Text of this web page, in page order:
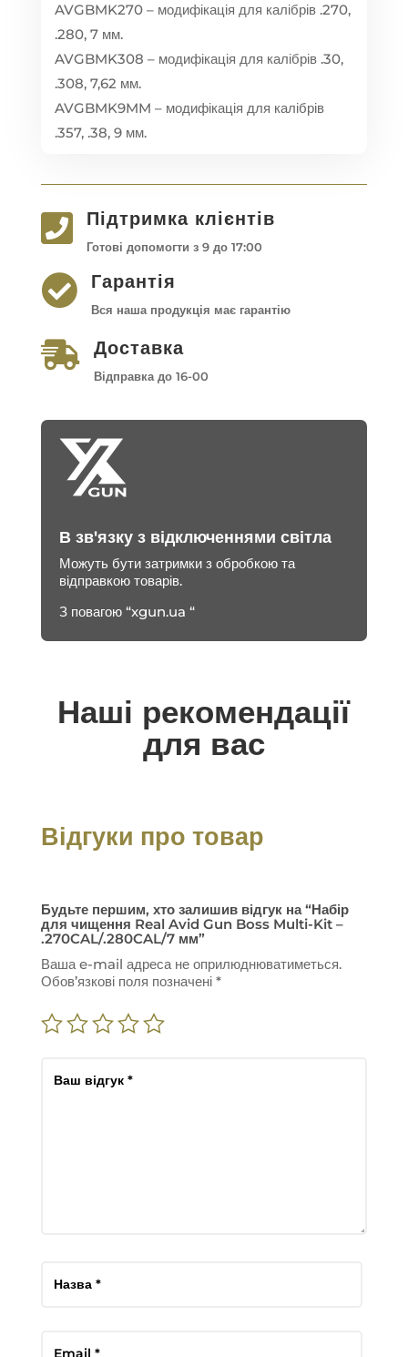
AVGBMK270 – модифікація для калібрів .270,
.280, 7 мм.
AVGBMK308 – модифікація для калібрів .30,
.308, 7,62 мм.
AVGBMK9MM – модифікація для калібрів
.357, .38, 9 мм.
 Підтримка клієнтів
Готові допомогти з 9 до 17:00
 Гарантія
Вся наша продукція має гарантію
 Доставка
Відправка до 16-00
В зв'язку з відключеннями світла
Можуть бути затримки з обробкою та
відправкою товарів.
З повагою “xgun.ua “
Наші рекомендації
для вас
Відгуки про товар
Будьте першим, хто залишив відгук на “Набір
для чищення Real Avid Gun Boss Multi-Kit –
.270CAL/.280CAL/7 мм”
Ваша e-mail адреса не оприлюднюватиметься.
Обов’язкові поля позначені *